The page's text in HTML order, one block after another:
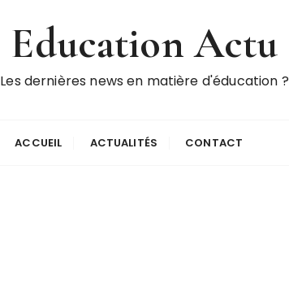
Education Actu
Les dernières news en matière d'éducation ?
ACCUEIL ACTUALITÉS CONTACT